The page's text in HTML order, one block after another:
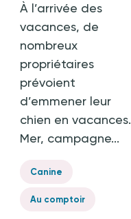
À l’arrivée des
vacances, de
nombreux
propriétaires
prévoient
d’emmener leur
chien en vacances.
Mer, campagne...
Canine
Au comptoir